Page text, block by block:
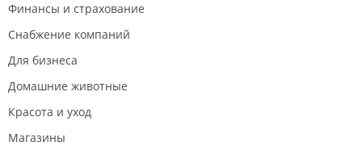
Финансы и страхование
Снабжение компаний
Для бизнеса
Домашние животные
Красота и уход
Магазины